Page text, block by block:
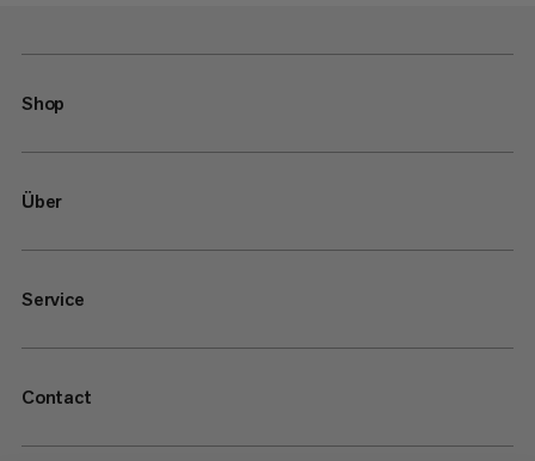
Shop
Über
Service
Contact